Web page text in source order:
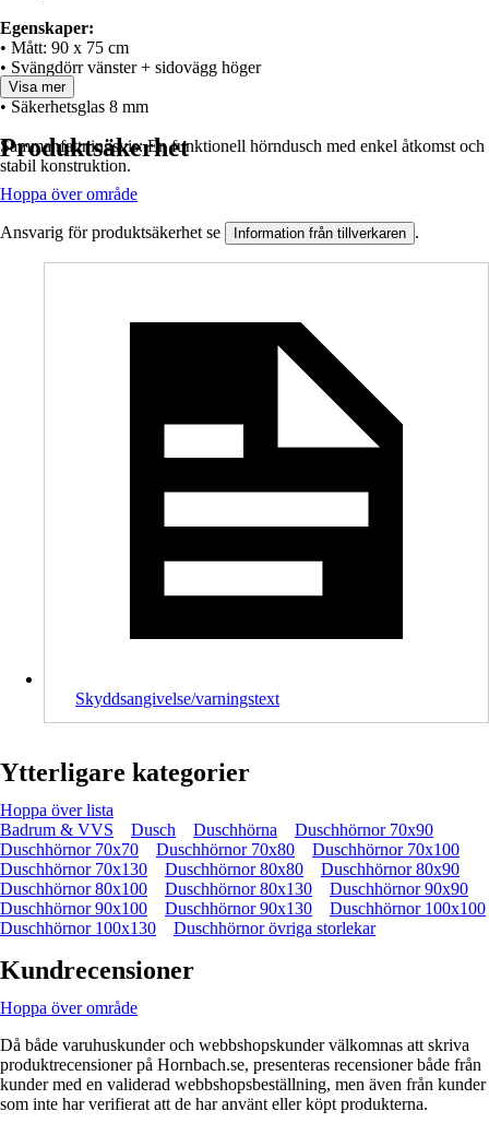
Egenskaper:
• Mått: 90 x 75 cm
• Svängdörr vänster + sidovägg höger
• Klarglas
• Säkerhetsglas 8 mm
Sammanfattningsvis: En funktionell hörndusch med enkel åtkomst och
stabil konstruktion.
Visa mer
Produktsäkerhet
Hoppa över område
Ansvarig för produktsäkerhet se Information från tillverkaren .
Skyddsangivelse/varningstext
Ytterligare kategorier
Hoppa över lista
Badrum & VVS
Dusch Duschhörna
Duschhörnor 70x90
Duschhörnor 70x70
Duschhörnor 70x80
Duschhörnor 70x100
Duschhörnor 70x130
Duschhörnor 80x80
Duschhörnor 80x90
Duschhörnor 80x100
Duschhörnor 80x130
Duschhörnor 90x90
Duschhörnor 90x100
Duschhörnor 90x130
Duschhörnor 100x100
Duschhörnor 100x130
Duschhörnor övriga storlekar
Kundrecensioner
Hoppa över område
Då både varuhuskunder och webbshopskunder välkomnas att skriva
produktrecensioner på Hornbach.se, presenteras recensioner både från
kunder med en validerad webbshopsbeställning, men även från kunder
som inte har verifierat att de har använt eller köpt produkterna.